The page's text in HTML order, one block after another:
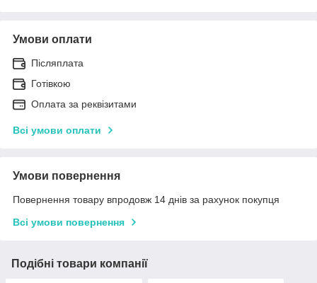
Умови оплати
Післяплата
Готівкою
Оплата за реквізитами
Всі умови оплати
Умови повернення
Повернення товару впродовж 14 днів за рахунок покупця
Всі умови повернення
Подібні товари компанії